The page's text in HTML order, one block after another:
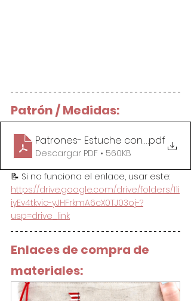
Patrón / Medidas:
Patrones- Estuche con Barco
.pdf
Descargar PDF • 560KB
📝 Si no funciona el enlace, usar este:
https://drive.google.com/drive/folders/11i
iyEv4tkvic-yJHFrkmA6cX0TJ03oj-?
usp=drive_link
Enlaces de compra de
materiales: